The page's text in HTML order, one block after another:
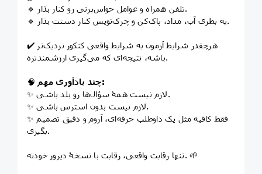
🔹 تلفن همراه و عوامل حواس‌پرتی رو کنار بذار.
🔹 یه بطری آب، مداد، پاک‌کن و چرک‌نویس کنار دستت بذار.
✔️ هرچقدر شرایط آزمون به شرایط واقعی کنکور نزدیک‌تر
باشه، نتیجه‌ای که می‌گیری ارزشمندتره.
🧠
چند یادآوری مهم:
✨ لازم نیست همۀ سؤال‌ها رو بلد باشی.
✨ لازم نیست بدون استرس باشی.
✨ فقط کافیه مثل یک داوطلب حرفه‌ای، آروم و دقیق تصمیم
بگیری.
تنها رقابت واقعی، رقابت با نسخۀ دیروز خودته. 🌱